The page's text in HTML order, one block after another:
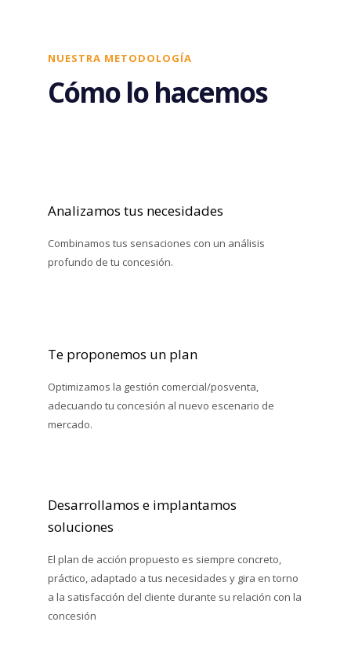
NUESTRA METODOLOGÍA
Cómo lo hacemos
Analizamos tus necesidades
Combinamos tus sensaciones con un análisis
profundo de tu concesión.
Te proponemos un plan
Optimizamos la gestión comercial/posventa,
adecuando tu concesión al nuevo escenario de
mercado.
Desarrollamos e implantamos
soluciones
El plan de acción propuesto es siempre concreto,
práctico, adaptado a tus necesidades y gira en torno
a la satisfacción del cliente durante su relación con la
concesión